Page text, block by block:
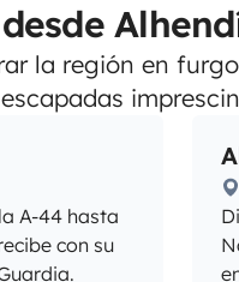
la región en
A-44 hasta
con su